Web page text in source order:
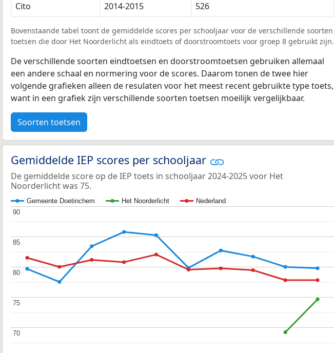
Cito
2014-2015 526
Bovenstaande tabel toont de gemiddelde scores per schooljaar voor de verschillende soorten
toetsen die door Het Noorderlicht als eindtoets of doorstroomtoets voor groep 8 gebruikt zijn.
De verschillende soorten eindtoetsen en doorstroomtoetsen gebruiken allemaal
een andere schaal en normering voor de scores. Daarom tonen de twee hier
volgende grafieken alleen de resulaten voor het meest recent gebruikte type toets,
want in een grafiek zijn verschillende soorten toetsen moeilijk vergelijkbaar.
Soorten toetsen
Gemiddelde IEP scores per schooljaar
De gemiddelde score op de IEP toets in schooljaar 2024-2025 voor Het
Noorderlicht was 75.
Gemeente Doetinchem Het Noorderlicht Nederland
70
70
75
75
80
80
85
85
90
90